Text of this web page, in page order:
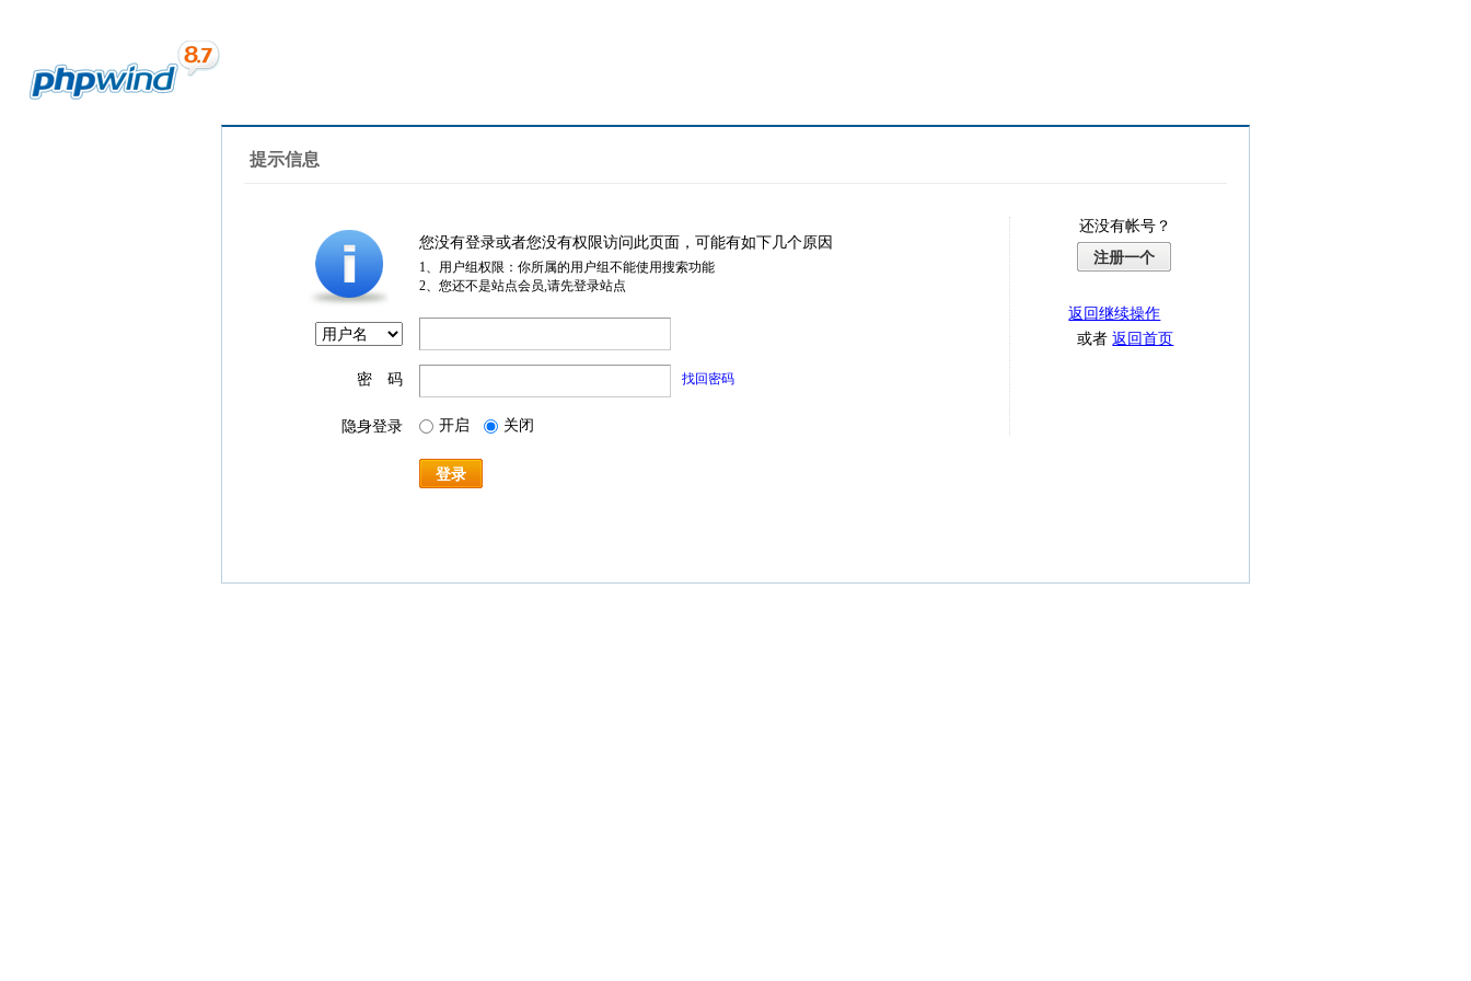
提示信息
您没有登录或者您没有权限访问此页面，可能有如下几个原因
1、用户组权限：你所属的用户组不能使用搜索功能
2、您还不是站点会员,请先登录站点
密 码 找回密码
隐身登录 开启 关闭
登录
还没有帐号？
注册一个
返回继续操作
或者返回首页